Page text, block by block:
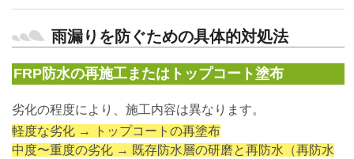
雨漏りを防ぐための具体的対処法
FRP防水の再施工またはトップコート塗布
劣化の程度により、施工内容は異なります。
軽度な劣化 → トップコートの再塗布
中度〜重度の劣化 → 既存防水層の研磨と再防水（再防水